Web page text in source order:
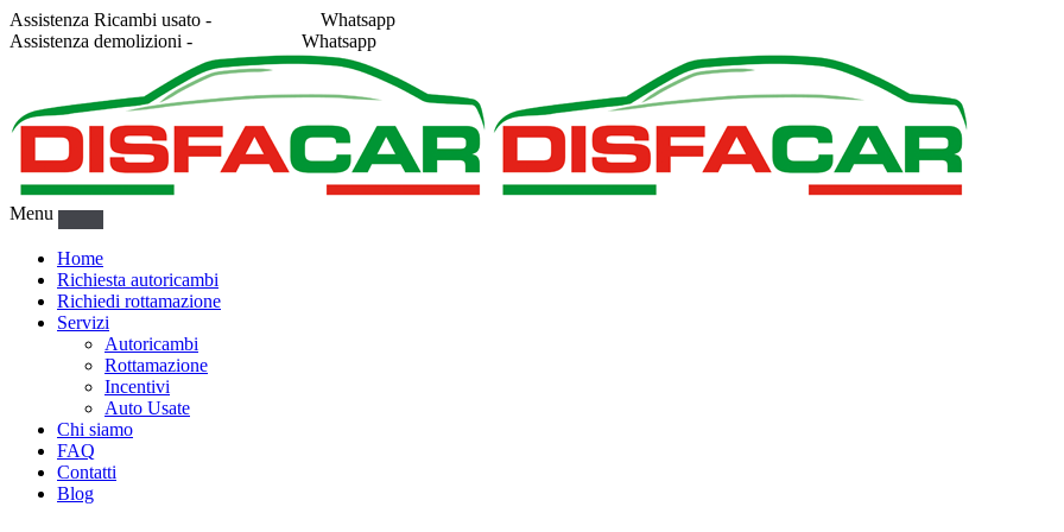
Assistenza Ricambi usato -
Whatsapp
Assistenza demolizioni -
Whatsapp
Menu
Home
Richiesta autoricambi
Richiedi rottamazione
Servizi
Autoricambi
Rottamazione
Incentivi
Auto Usate
Chi siamo
FAQ
Contatti
Blog